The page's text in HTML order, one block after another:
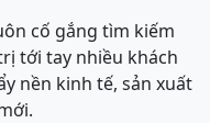
cố gắng tìm kiếm
tới tay nhiều khách
nền kinh tế, sản xuất